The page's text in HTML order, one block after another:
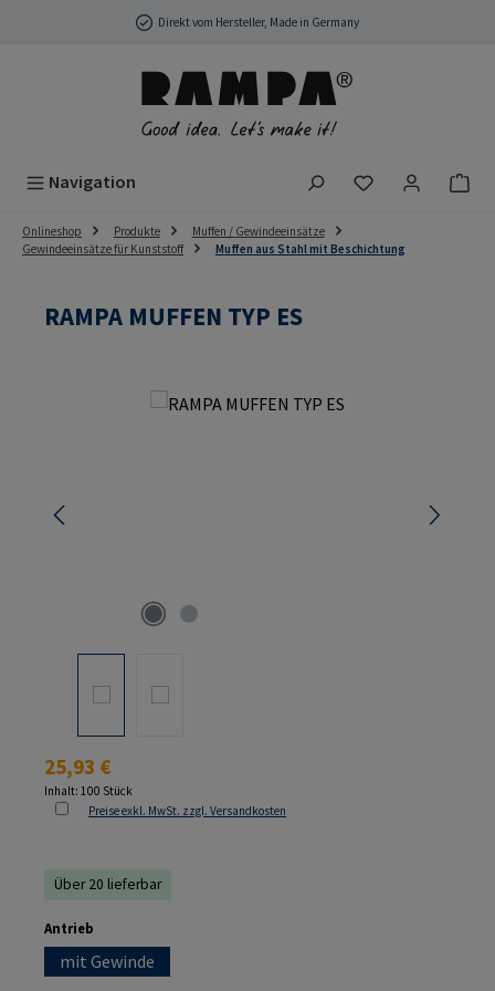
Zum Hauptinhalt springenDirekt vom Hersteller, Made in Germany
Navigation Du hast 0
Onlineshop Produkte
Muffen / Gewindeeinsätze
Gewindeeinsätze für Kunststoff
Muffen aus Stahl mit Beschichtung
RAMPA MUFFEN TYP ES
Bildergalerie überspringen
Regulärer Preis:
25,93 €
Inhalt: 100 Stück
Preise exkl. MwSt. zzgl. Versandkosten
Über 20 lieferbar
Antrieb
mit Gewinde